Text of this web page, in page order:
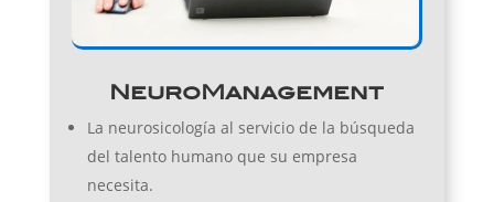
NeuroManagement
La neurosicología al servicio de la búsqueda
del talento humano que su empresa
necesita.